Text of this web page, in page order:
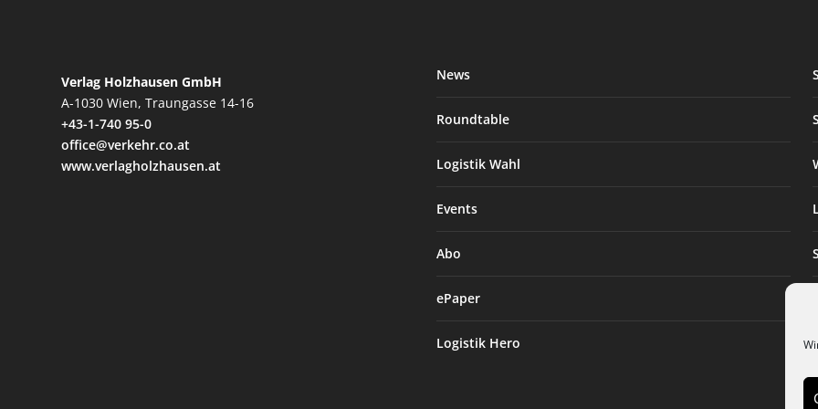
Verlag Holzhausen GmbH
A-1030 Wien, Traungasse 14-16
+43-1-740 95-0
office@verkehr.co.at
www.verlagholzhausen.at
News
Roundtable
Logistik Wahl
Events
Abo
ePaper
Logistik Hero